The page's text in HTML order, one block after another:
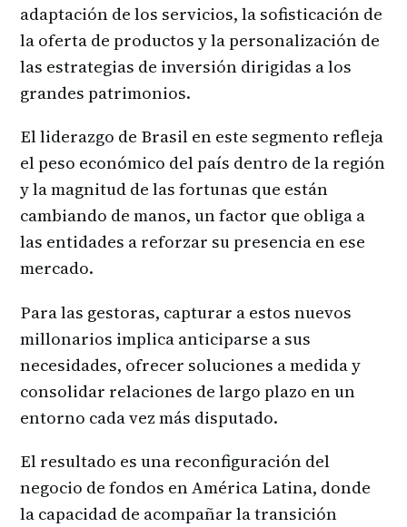
adaptación de los servicios, la sofisticación de
la oferta de productos y la personalización de
las estrategias de inversión dirigidas a los
grandes patrimonios.
El liderazgo de Brasil en este segmento refleja
el peso económico del país dentro de la región
y la magnitud de las fortunas que están
cambiando de manos, un factor que obliga a
las entidades a reforzar su presencia en ese
mercado.
Para las gestoras, capturar a estos nuevos
millonarios implica anticiparse a sus
necesidades, ofrecer soluciones a medida y
consolidar relaciones de largo plazo en un
entorno cada vez más disputado.
El resultado es una reconfiguración del
negocio de fondos en América Latina, donde
la capacidad de acompañar la transición